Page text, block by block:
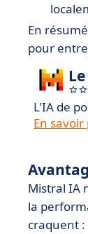
En
pour
L'IA de
En
Mistral IA
la
craquent :